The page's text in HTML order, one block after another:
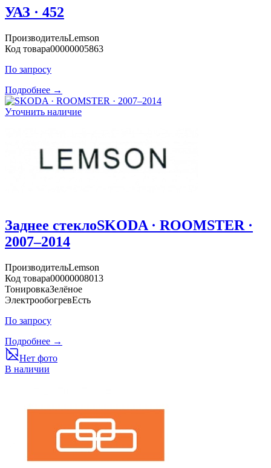
УАЗ · 452
ПроизводительLemson
Код товара00000005863
По запросу
Подробнее →
Уточнить наличие
Заднее стеклоSKODA · ROOMSTER ·
2007–2014
ПроизводительLemson
Код товара00000008013
ТонировкаЗелёное
ЭлектрообогревЕсть
По запросу
Подробнее →
Нет фото
В наличии